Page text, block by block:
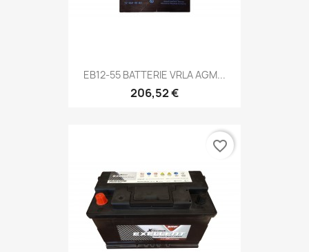
EB12-55 BATTERIE VRLA AGM...
206,52 €
favorite_border